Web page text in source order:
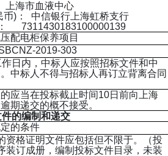
市血液中心
币)： 中信银行上海虹桥支行
7311430183100000139
配电柜保养项目
2019-303
日内，中标人应按照招标文件和中
中标人不得与招标人再订立背离合同
应当在投标截止时间10日前向上海
期递交的概不接受。
的编制和递交
的条件
资格证明文件应包括但不限于。（投
装订成册，编制投标文件目录，未装